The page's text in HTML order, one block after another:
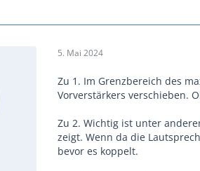
5. Mai 2024
Zu 1. Im Grenzbereich des
Vorverstärkers verschieben.
Zu 2. Wichtig ist unter
zeigt. Wenn da die
bevor es koppelt.